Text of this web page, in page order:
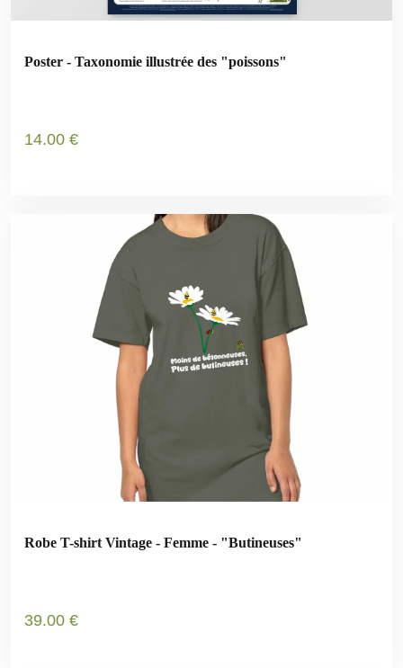
Poster - Taxonomie illustrée des "poissons"
14.00 €
Robe T-shirt Vintage - Femme - "Butineuses"
39.00 €